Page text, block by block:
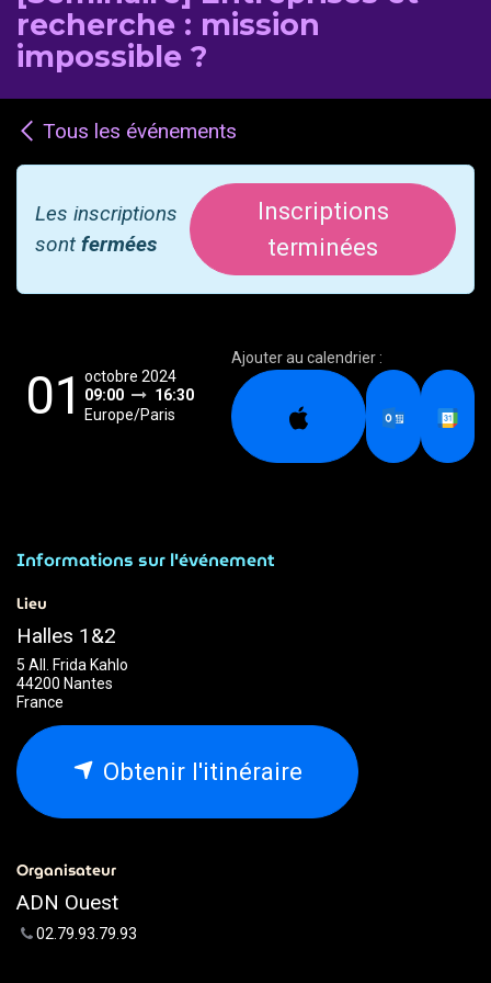
recherche : mission
impossible ?
Tous les événements
Les inscriptions
sont fermées
Inscriptions
terminées
01
octobre 2024
09:00
16:30
Europe/Paris
Ajouter au calendrier :
Informations sur l'événement
Lieu
Halles 1&2
5 All. Frida Kahlo
44200 Nantes
France
Obtenir l'itinéraire
Organisateur
ADN Ouest
02.79.93.79.93